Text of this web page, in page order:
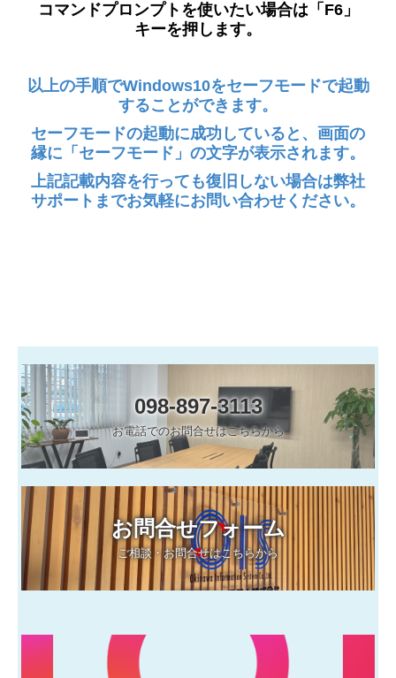
コマンドプロンプトを使いたい場合は「F6」
キーを押します。
以上の手順でWindows10をセーフモードで起動
することができます。
セーフモードの起動に成功していると、 画面の
縁に「セーフモード」の文字が表示されます。
上記記載内容を行っても復旧しない場合は弊社
サポートまでお気軽にお問い合わせください。
098-897-3113
お電話でのお問合せはこちらから
お問合せフォーム
ご相談・お問合せはこちらから